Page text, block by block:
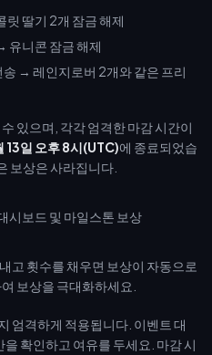
딸기 2개 잠금 해제
유니콘 잠금 해제
송 → 레인지로버 2개와 같은 프리
수 있으며, 각각 엄격한 마감 시간이
13일 오후 8시(UTC)에 종료되었습
보상은 사라집니다.
고 횟수를 채우면 보상이 자동으로
보상을 극대화하세요.
엄격하게 적용됩니다. 이벤트 대
확인하고 여유를 두세요. 마감 시